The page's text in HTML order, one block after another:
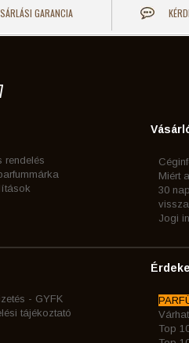
GARANCIA
rendelés
Miért
30
Jogi
- GYFK
tájékoztató
Top